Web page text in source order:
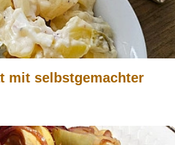
mit selbstgemachter